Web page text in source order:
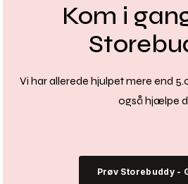
Kom i
Vi har allerede hjulpet mere end
også hjælpe
Prøv Storebuddy -